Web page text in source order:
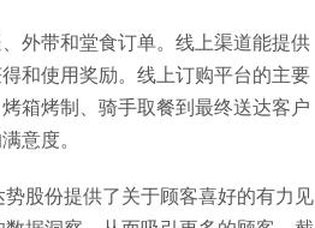
外带和堂食订单。线上渠道能提供
和使用奖励。线上订购平台的主要
箱烤制、骑手取餐到最终送达客户
意度。
股份提供了关于顾客喜好的有力见